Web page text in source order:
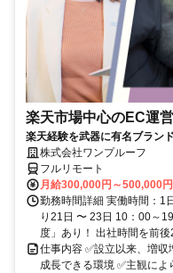
楽天市場中心のEC運
楽天経験を武器に有名ブラン
株式会社ワンプルーフ
フルリモート
月給300,000円～500,000円
勤務時間詳細 実働時間：1
り21日 〜 23日 10：00～
度」あり！ 出社時間を前後
仕事内容 ✅設立以来、増
成長できる環境 ✅主観に